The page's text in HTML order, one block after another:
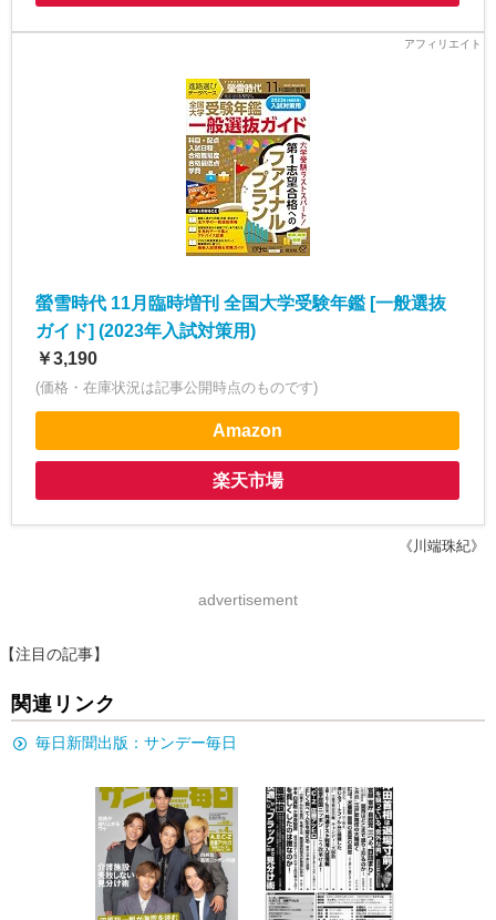
螢雪時代 11月臨時増刊 全国大学受験年鑑 [一般選抜
ガイド] (2023年入試対策用)
￥3,190
(価格・在庫状況は記事公開時点のものです)
Amazon
楽天市場
《川端珠紀》
advertisement
【注目の記事】
関連リンク
毎日新聞出版：サンデー毎日